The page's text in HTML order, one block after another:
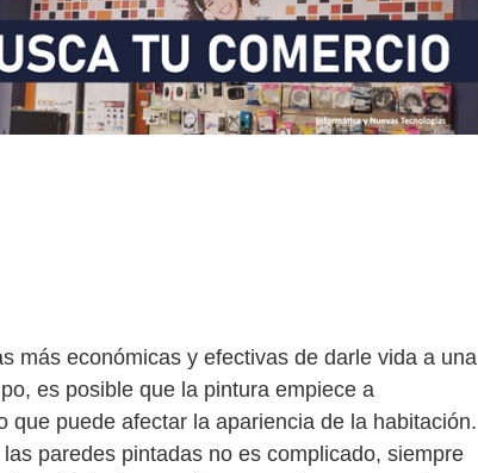
más económicas y efectivas de darle vida a una
es posible que la pintura empiece a
puede afectar la apariencia de la habitación.
paredes pintadas no es complicado, siempre